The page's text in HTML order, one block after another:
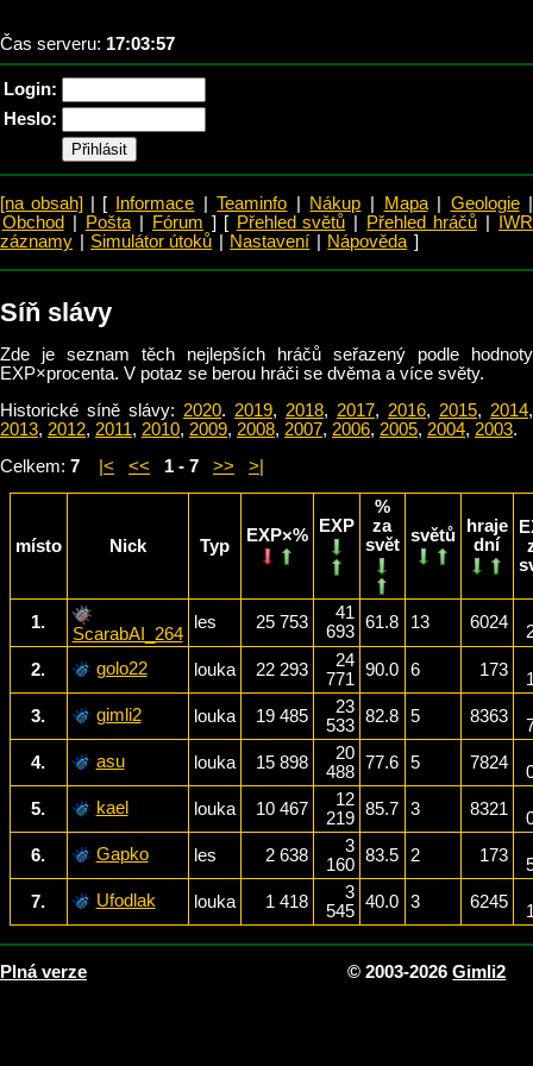
Čas serveru: 17:03:57
Login:
Heslo:
[na obsah] | [ Informace Teaminfo Nákup Mapa Geologie
Obchod
Pošta Fórum ] [ Přehled světů Přehled hráčů
IWR
záznamy
Simulátor útoků Nastavení Nápověda ]
Síň slávy
Zde je seznam těch nejlepších hráčů seřazený podle hodnoty
EXP×procenta. V potaz se berou hráči se dvěma a více světy.
Historické síně slávy: 2020. 2019, 2018, 2017, 2016, 2015, 2014,
2013, 2012, 2011, 2010, 2009, 2008, 2007, 2006, 2005, 2004, 2003.
Celkem: 7 |< << 1 - 7 >> >|
místo Nick Typ
EXP×% EXP
%
za
svět světů
hraje
dní
1.
ScarabAI_264
les 25 753
41
693 61.8 13 6024
2.
golo22 louka 22 293
24
771 90.0 6 173
3.
gimli2 louka 19 485
23
533 82.8 5 8363
4.
asu louka 15 898
20
488 77.6 5 7824
5.
kael louka 10 467
12
219 85.7 3 8321
6.
Gapko les 2 638
3
160 83.5 2 173
7.
Ufodlak louka 1 418
3
545 40.0 3 6245
Plná verze © 2003-2026Gimli2